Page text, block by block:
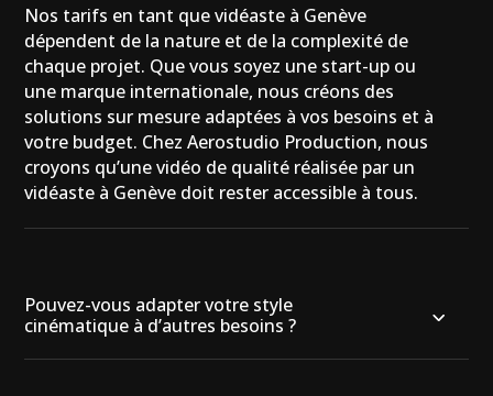
Nos tarifs en tant que vidéaste à Genève
dépendent de la nature et de la complexité de
chaque projet. Que vous soyez une start-up ou
une marque internationale, nous créons des
solutions sur mesure adaptées à vos besoins et à
votre budget. Chez Aerostudio Production, nous
croyons qu’une vidéo de qualité réalisée par un
vidéaste à Genève doit rester accessible à tous.
Pouvez-vous adapter votre style
cinématique à d’autres besoins ?